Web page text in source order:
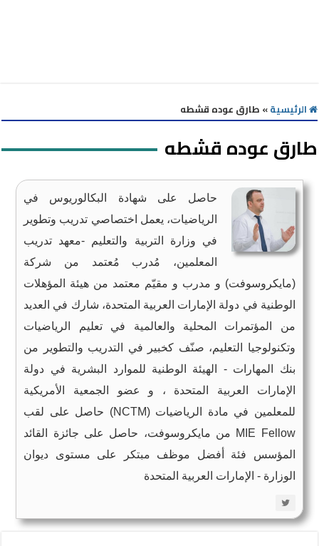
الرئيسية» طارق عوده قشطه
طارق عوده قشطه
حاصل على شهادة البكالوريوس في
الرياضيات، يعمل اختصاصي تدريب وتطوير
في وزارة التربية والتعليم -معهد تدريب
المعلمين، مُدرب مُعتمد من شركة
(مايكروسوفت) و مدرب و مقيّم معتمد من هيئة المؤهلات
الوطنية في دولة الإمارات العربية المتحدة، شارك في العديد
من المؤتمرات المحلية والعالمية في تعليم الرياضيات
وتكنولوجيا التعليم، صنّف كخبير في التدريب والتطوير من
بنك المهارات - الهيئة الوطنية للموارد البشرية في دولة
الإمارات العربية المتحدة ، و عضو الجمعية الأمريكية
للمعلمين في مادة الرياضيات (NCTM) حاصل على لقب
MIE Fellow من مايكروسوفت، حاصل على جائزة القائد
المؤسس فئة أفضل موظف مبتكر على مستوى ديوان
الوزارة - الإمارات العربية المتحدة